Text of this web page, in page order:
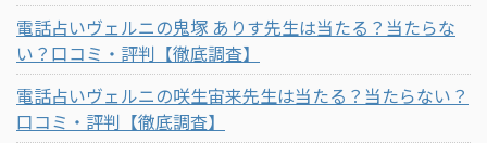
電話占いヴェルニの鬼塚 ありす先生は当たる？当たらな
い？口コミ・評判【徹底調査】
電話占いヴェルニの咲生宙来先生は当たる？当たらない？
口コミ・評判【徹底調査】